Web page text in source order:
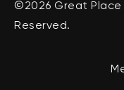
©2026 Great Place
Reserved.